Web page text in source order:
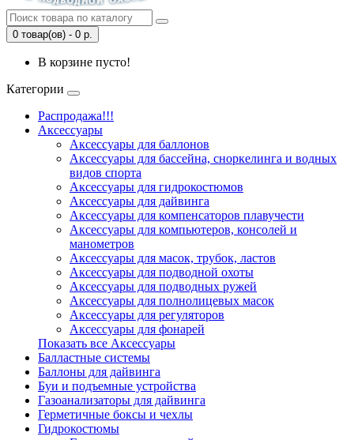
0 товар(ов) - 0 р.
В корзине пусто!
Категории
Распродажа!!!
Аксессуары
Аксессуары для баллонов
Аксессуары для бассейна, сноркелинга и водных
видов спорта
Аксессуары для гидрокостюмов
Аксессуары для дайвинга
Аксессуары для компенсаторов плавучести
Аксессуары для компьютеров, консолей и
манометров
Аксессуары для масок, трубок, ластов
Аксессуары для подводной охоты
Аксессуары для подводных ружей
Аксессуары для полнолицевых масок
Аксессуары для регуляторов
Аксессуары для фонарей
Показать все Аксессуары
Балластные системы
Баллоны для дайвинга
Буи и подъемные устройства
Газоанализаторы для дайвинга
Герметичные боксы и чехлы
Гидрокостюмы